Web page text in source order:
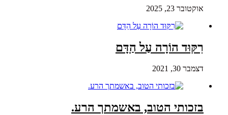
אוקטובר 23, 2025
רִקּוּד הוֹרָה עַל הַדָּם
דצמבר 30, 2021
בזכותי הטוב, באשמתך הרע.